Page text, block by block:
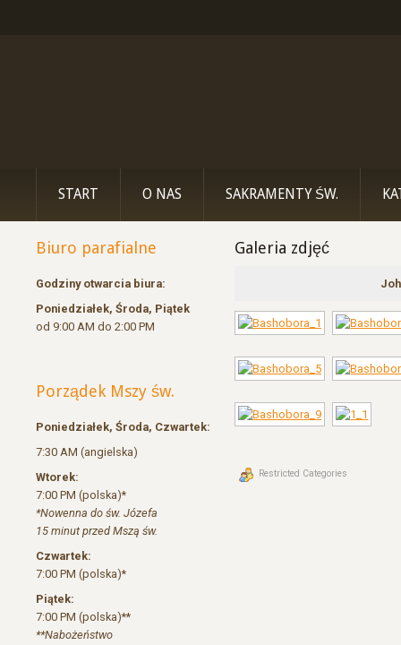
START O NAS SAKRAMENTY ŚW.
Biuro parafialne
Godziny otwarcia biura:
Poniedziałek, Środa, Piątek
od 9:00 AM do 2:00 PM
Porządek Mszy św.
Poniedziałek, Środa, Czwartek:
7:30 AM (angielska)
Wtorek:
7:00 PM (polska)*
*Nowenna do św. Józefa
15 minut przed Mszą św.
Czwartek:
7:00 PM (polska)*
Piątek:
7:00 PM (polska)**
**Nabożeństwo
Galeria zdjęć
Restricted Categories